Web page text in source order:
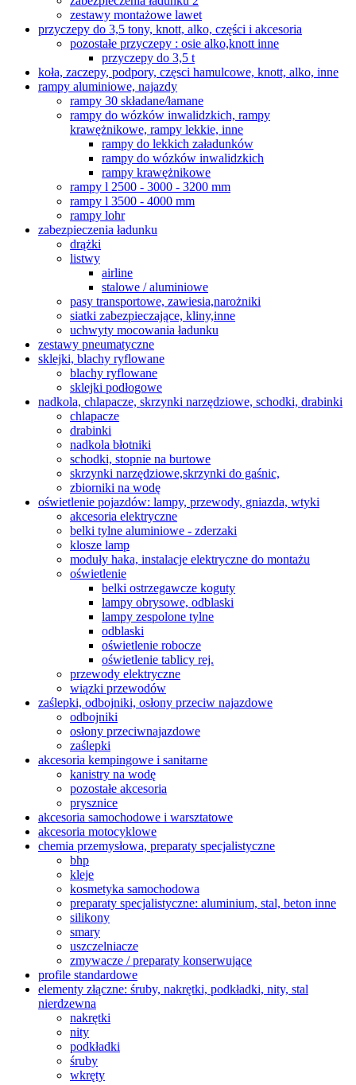
zestawy montażowe lawet
przyczepy do 3,5 tony, knott, alko, części i akcesoria
pozostałe przyczepy : osie alko,knott inne
przyczepy do 3,5 t
koła, zaczepy, podpory, częsci hamulcowe, knott, alko, inne
rampy aluminiowe, najazdy
rampy 30 składane/łamane
rampy do wózków inwalidzkich, rampy
krawężnikowe, rampy lekkie, inne
rampy do lekkich załadunków
rampy do wózków inwalidzkich
rampy krawężnikowe
rampy l 2500 - 3000 - 3200 mm
rampy l 3500 - 4000 mm
rampy lohr
zabezpieczenia ładunku
drążki
listwy
airline
stalowe / aluminiowe
pasy transportowe, zawiesia,narożniki
siatki zabezpieczające, kliny,inne
uchwyty mocowania ładunku
zestawy pneumatyczne
sklejki, blachy ryflowane
blachy ryflowane
sklejki podłogowe
nadkola, chlapacze, skrzynki narzędziowe, schodki, drabinki
chlapacze
drabinki
nadkola błotniki
schodki, stopnie na burtowe
skrzynki narzędziowe,skrzynki do gaśnic,
zbiorniki na wodę
oświetlenie pojazdów: lampy, przewody, gniazda, wtyki
akcesoria elektryczne
belki tylne aluminiowe - zderzaki
klosze lamp
moduły haka, instalacje elektryczne do montażu
oświetlenie
belki ostrzegawcze koguty
lampy obrysowe, odblaski
lampy zespolone tylne
odblaski
oświetlenie robocze
oświetlenie tablicy rej.
przewody elektryczne
wiązki przewodów
zaślepki, odbojniki, osłony przeciw najazdowe
odbojniki
osłony przeciwnajazdowe
zaślepki
akcesoria kempingowe i sanitarne
kanistry na wodę
pozostałe akcesoria
prysznice
akcesoria samochodowe i warsztatowe
akcesoria motocyklowe
chemia przemysłowa, preparaty specjalistyczne
bhp
kleje
kosmetyka samochodowa
preparaty specjalistyczne: aluminium, stal, beton inne
silikony
smary
uszczelniacze
zmywacze / preparaty konserwujące
profile standardowe
elementy złączne: śruby, nakrętki, podkładki, nity, stal
nierdzewna
nakrętki
nity
podkładki
śruby
wkręty